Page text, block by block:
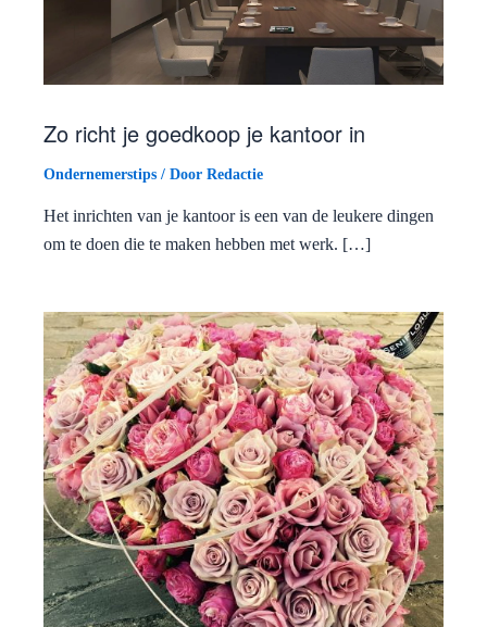
Zo richt je goedkoop je kantoor in
Ondernemerstips / Door Redactie
Het inrichten van je kantoor is een van de leukere dingen
om te doen die te maken hebben met werk. […]